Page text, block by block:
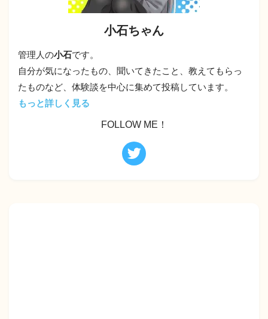
小石ちゃん
管理人の小石です。
自分が気になったもの、聞いてきたこと、教えてもらっ
たものなど、体験談を中心に集めて投稿しています。
もっと詳しく見る
FOLLOW ME！